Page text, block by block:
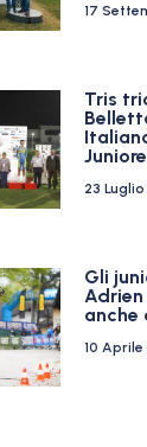
17
Tris
23 Luglio
Gli
anche
10 Aprile